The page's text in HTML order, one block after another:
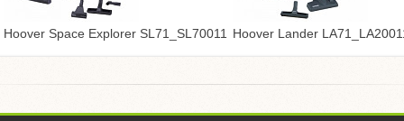
Hoover Space Explorer SL71_SL70011 Hoover Lander